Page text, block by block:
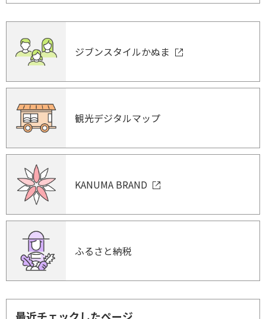
ジブンスタイルかぬま
観光デジタルマップ
KANUMA BRAND
ふるさと納税